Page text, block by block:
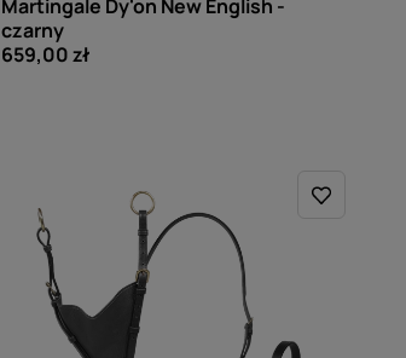
Martingale Dy'on New English -
czarny
659,00 zł